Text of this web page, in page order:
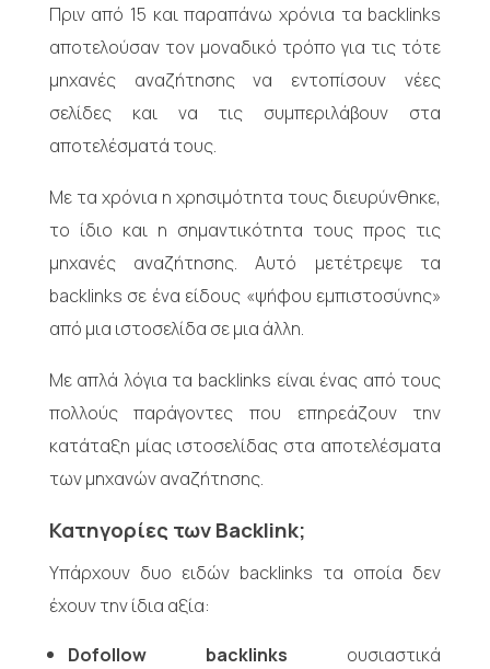
Πριν από 15 και παραπάνω χρόνια τα backlinks
αποτελούσαν τον μοναδικό τρόπο για τις τότε
μηχανές αναζήτησης να εντοπίσουν νέες
σελίδες και να τις συμπεριλάβουν στα
αποτελέσματά τους.
Με τα χρόνια η χρησιμότητα τους διευρύνθηκε,
το ίδιο και η σημαντικότητα τους προς τις
μηχανές αναζήτησης. Αυτό μετέτρεψε τα
backlinks σε ένα είδους «ψήφου εμπιστοσύνης»
από μια ιστοσελίδα σε μια άλλη.
Με απλά λόγια τα backlinks είναι ένας από τους
πολλούς παράγοντες που επηρεάζουν την
κατάταξη μίας ιστοσελίδας στα αποτελέσματα
των μηχανών αναζήτησης.
Κατηγορίες των Backlink;
Υπάρχουν δυο ειδών backlinks τα οποία δεν
έχουν την ίδια αξία:
Dofollowbacklinks ουσιαστικά